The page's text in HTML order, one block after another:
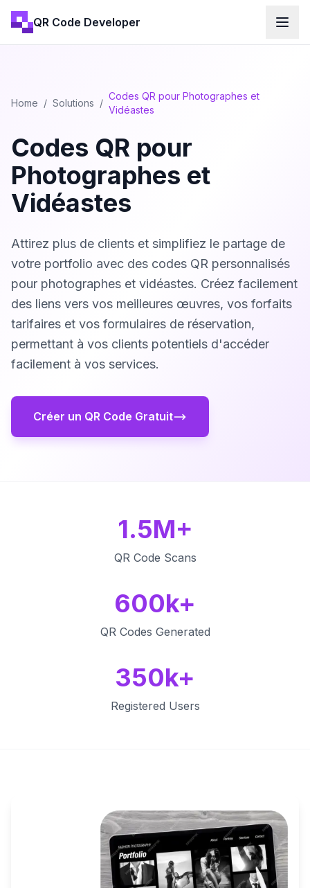
QR Code Developer
Home / Solutions /
Codes QR pour Photographes et
Vidéastes
Codes QR pour
Photographes et
Vidéastes
Attirez plus de clients et simplifiez le partage de
votre portfolio avec des codes QR personnalisés
pour photographes et vidéastes. Créez facilement
des liens vers vos meilleures œuvres, vos forfaits
tarifaires et vos formulaires de réservation,
permettant à vos clients potentiels d'accéder
facilement à vos services.
Créer un QR Code Gratuit
1.5M+
QR Code Scans
600k+
QR Codes Generated
350k+
Registered Users